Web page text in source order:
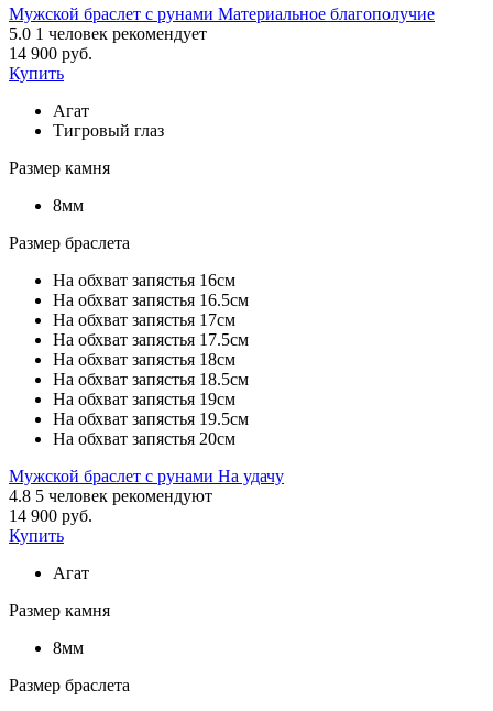
Мужской браслет с рунами Материальное благополучие
5.0 1 человек рекомендует
14 900 руб.
Купить
Агат
Тигровый глаз
Размер камня
8мм
Размер браслета
На обхват запястья 16см
На обхват запястья 16.5см
На обхват запястья 17см
На обхват запястья 17.5см
На обхват запястья 18см
На обхват запястья 18.5см
На обхват запястья 19см
На обхват запястья 19.5см
На обхват запястья 20см
Мужской браслет с рунами На удачу
4.8 5 человек рекомендуют
14 900 руб.
Купить
Агат
Размер камня
8мм
Размер браслета